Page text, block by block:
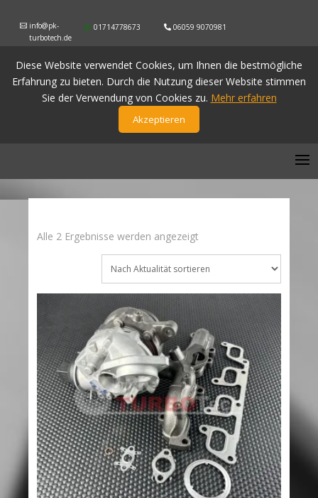
info@pk-
turbotech.de
Diese Website verwendet Cookies, um Ihnen die bestmögliche
Erfahrung zu bieten. Durch die Nutzung dieser Website stimmen
Sie der Verwendung von Cookies zu. Mehr erfahren
Akzeptieren
01714778673 06059 9070981
Alle 2 Ergebnisse werden angezeigtNach
Aktualität
sortiert